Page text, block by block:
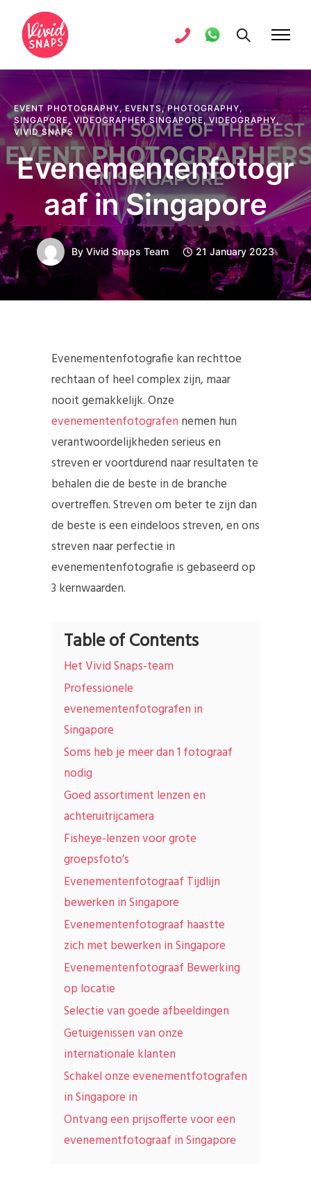
EVENT PHOTOGRAPHY,EVENTS,PHOTOGRAPHY,
SINGAPORE,VIDEOGRAPHER SINGAPORE, VIDEOGRAPHY,
VIVID SNAPS
Evenementenfotogr
aaf in Singapore
By Vivid Snaps Team 21 January 2023
Evenementenfotografie kan rechttoe
rechtaan of heel complex zijn, maar
nooit gemakkelijk. Onze
evenementenfotografen nemen hun
verantwoordelijkheden serieus en
streven er voortdurend naar resultaten te
behalen die de beste in de branche
overtreffen. Streven om beter te zijn dan
de beste is een eindeloos streven, en ons
streven naar perfectie in
evenementenfotografie is gebaseerd op
3 kernwaarden.
Table of Contents
Het Vivid Snaps-team
Professionele
evenementenfotografen in
Singapore
Soms heb je meer dan 1 fotograaf
nodig
Goed assortiment lenzen en
achteruitrijcamera
Fisheye-lenzen voor grote
groepsfoto’s
Evenementenfotograaf Tijdlijn
bewerken in Singapore
Evenementenfotograaf haastte
zich met bewerken in Singapore
Evenementenfotograaf Bewerking
op locatie
Selectie van goede afbeeldingen
Getuigenissen van onze
internationale klanten
Schakel onze evenementfotografen
in Singapore in
Ontvang een prijsofferte voor een
evenementfotograaf in Singapore